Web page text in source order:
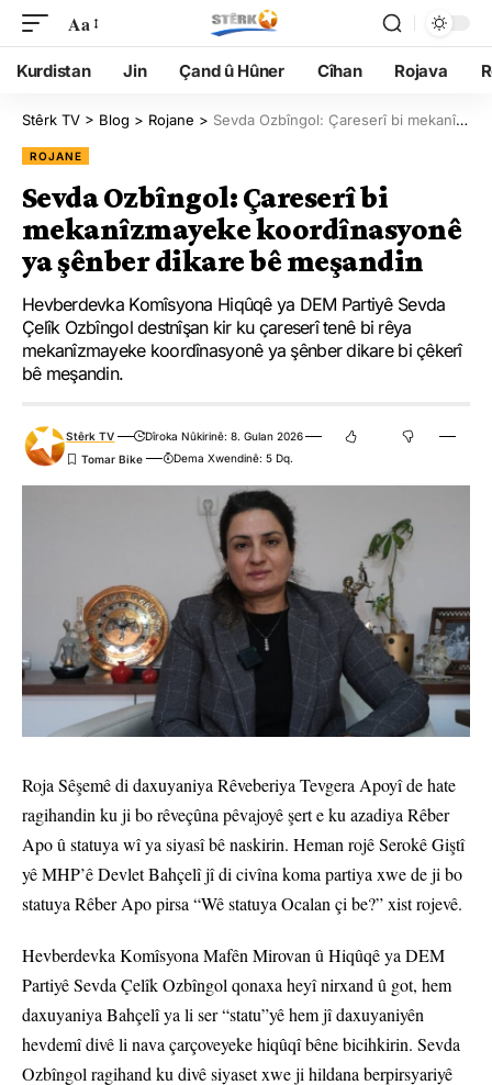
Aa
Kurdistan Jin Çand û Hûner Cîhan Rojava
Stêrk TV > Blog > Rojane > Sevda Ozbîngol: Çareserî bi mekanîzmayeke koordînasyonê ya şênber dikare bê meşandin
ROJANE
Sevda Ozbîngol: Çareserî bi
mekanîzmayeke koordînasyonê
ya şênber dikare bê meşandin
Hevberdevka Komîsyona Hiqûqê ya DEM Partiyê Sevda
Çelîk Ozbîngol destnîşan kir ku çareserî tenê bi rêya
mekanîzmayeke koordînasyonê ya şênber dikare bi çêkerî
bê meşandin.
Stêrk TV
Dîroka Nûkirinê: 8. Gulan 2026
Dema Xwendinê: 5 Dq.
Roja Sêşemê di daxuyaniya Rêveberiya Tevgera Apoyî de hate
ragihandin ku ji bo rêveçûna pêvajoyê şert e ku azadiya Rêber
Apo û statuya wî ya siyasî bê naskirin. Heman rojê Serokê Giştî
yê MHP’ê Devlet Bahçelî jî di civîna koma partiya xwe de ji bo
statuya Rêber Apo pirsa “Wê statuya Ocalan çi be?” xist rojevê.
Hevberdevka Komîsyona Mafên Mirovan û Hiqûqê ya DEM
Partiyê Sevda Çelîk Ozbîngol qonaxa heyî nirxand û got, hem
daxuyaniya Bahçelî ya li ser “statu”yê hem jî daxuyaniyên
hevdemî divê li nava çarçoveyeke hiqûqî bêne bicihkirin. Sevda
Ozbîngol ragihand ku divê siyaset xwe ji hildana berpirsyariyê